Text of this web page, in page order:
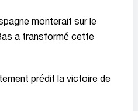
monterait sur le
a transformé cette
prédit la victoire de